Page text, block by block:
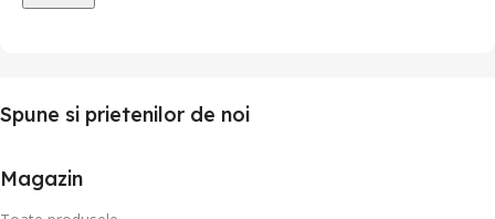
Spune si prietenilor de noi
Magazin